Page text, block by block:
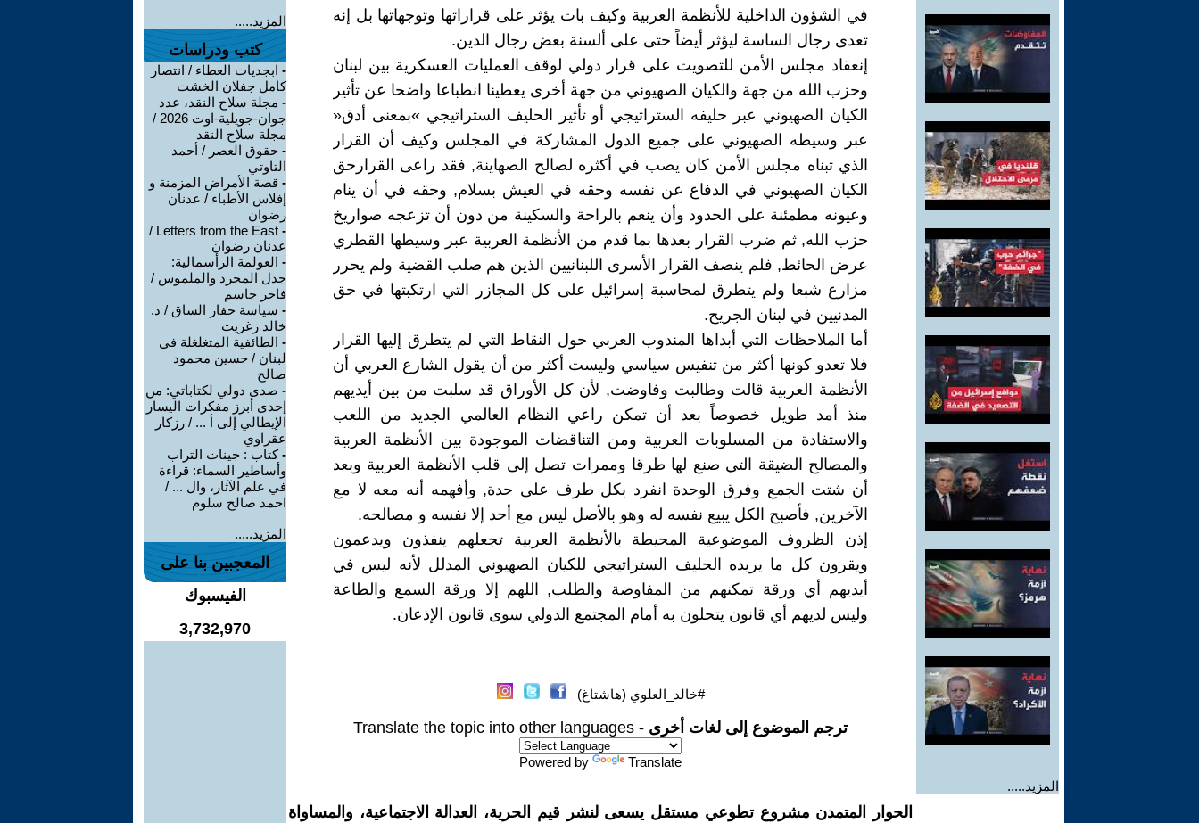
المزيد.....
في الشؤون الداخلية للأنظمة العربية وكيف بات يؤثر على قراراتها وتوجهاتها بل إنه
تعدى رجال الساسة ليؤثر أيضاً حتى على ألسنة بعض رجال الدين.
إنعقاد مجلس الأمن للتصويت على قرار دولي لوقف العمليات العسكرية بين لبنان
وحزب الله من جهة والكيان الصهيوني من جهة أخرى يعطينا انطباعا واضحا عن تأثير
الكيان الصهيوني عبر حليفه الستراتيجي أو تأثير الحليف الستراتيجي »بمعنى أدق«
عبر وسيطه الصهيوني على جميع الدول المشاركة في المجلس وكيف أن القرار
الذي تبناه مجلس الأمن كان يصب في أكثره لصالح الصهاينة, فقد راعى القرارحق
الكيان الصهيوني في الدفاع عن نفسه وحقه في العيش بسلام, وحقه في أن ينام
وعيونه مطمئنة على الحدود وأن ينعم بالراحة والسكينة من دون أن تزعجه صواريخ
حزب الله, ثم ضرب القرار بعدها بما قدم من الأنظمة العربية عبر وسيطها القطري
عرض الحائط, فلم ينصف القرار الأسرى اللبنانيين الذين هم صلب القضية ولم يحرر
مزارع شبعا ولم يتطرق لمحاسبة إسرائيل على كل المجازر التي ارتكبتها في حق
المدنيين في لبنان الجريح.
أما الملاحظات التي أبداها المندوب العربي حول النقاط التي لم يتطرق إليها القرار
فلا تعدو كونها أكثر من تنفيس سياسي وليست أكثر من أن يقول الشارع العربي أن
الأنظمة العربية قالت وطالبت وفاوضت, لأن كل الأوراق قد سلبت من بين أيديهم
منذ أمد طويل خصوصاً بعد أن تمكن راعي النظام العالمي الجديد من اللعب
والاستفادة من المسلوبات العربية ومن التناقضات الموجودة بين الأنظمة العربية
والمصالح الضيقة التي صنع لها طرقا وممرات تصل إلى قلب الأنظمة العربية وبعد
أن شتت الجمع وفرق الوحدة انفرد بكل طرف على حدة, وأفهمه أنه معه لا مع
الآخرين, فأصبح الكل يبيع نفسه له وهو بالأصل ليس مع أحد إلا نفسه و مصالحه.
إذن الظروف الموضوعية المحيطة بالأنظمة العربية تجعلهم ينفذون ويدعمون
ويقرون كل ما يريده الحليف الستراتيجي للكيان الصهيوني المدلل لأنه ليس في
أيديهم أي ورقة تمكنهم من المفاوضة والطلب, اللهم إلا ورقة السمع والطاعة
وليس لديهم أي قانون يتحلون به أمام المجتمع الدولي سوى قانون الإذعان.
#خالد_العلوي (هاشتاغ)
ترجم الموضوع إلى لغات أخرى - Translate the topic into other languages
Powered by Translate
الحوار المتمدن مشروع تطوعي مستقل يسعى لنشر قيم الحرية، العدالة الاجتماعية، والمساواة
المزيد.....
كتب ودراسات
- ابجديات العطاء / انتصار
كامل جفلان الخشت
- مجلة سلاح النقد، عدد
جوان-جويلية-اوت 2026 /
مجلة سلاح النقد
- حقوق العصر / أحمد
التاوتي
- قصة الأمراض المزمنة و
إفلاس الأطباء / عدنان
رضوان
-
Letters from the East /
عدنان رضوان
- العولمة الرأسمالية:
جدل المجرد والملموس /
فاخر جاسم
- سياسة حفار الساق / د.
خالد زغريت
- الطائفية المتغلغلة في
لبنان / حسين محمود
صالح
- صدى دولي لكتاباتي: من
إحدى أبرز مفكرات اليسار
الإيطالي إلى أ ... / رزكار
عقراوي
-كتاب : جينات التراب
وأساطير السماء: قراءة
في علم الآثار، وال ... /
احمد صالح سلوم
المزيد.....
المعجبين بنا على
الفيسبوك
3,732,970